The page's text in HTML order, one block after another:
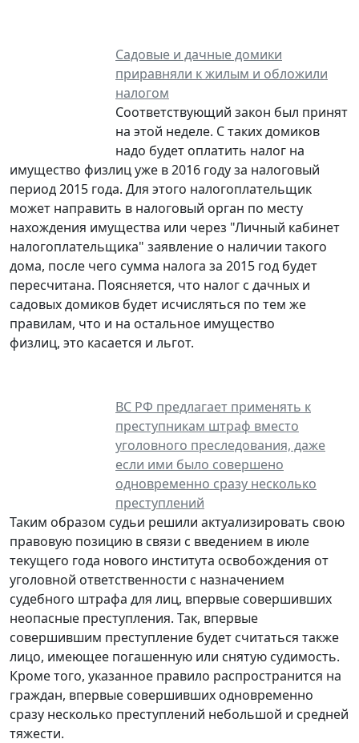
Садовые и дачные домики
приравняли к жилым и обложили
налогом
Соответствующий закон был принят
на этой неделе. С таких домиков
надо будет оплатить налог на
имущество физлиц уже в 2016 году за налоговый
период 2015 года. Для этого налогоплательщик
может направить в налоговый орган по месту
нахождения имущества или через "Личный кабинет
налогоплательщика" заявление о наличии такого
дома, после чего сумма налога за 2015 год будет
пересчитана. Поясняется, что налог с дачных и
садовых домиков будет исчисляться по тем же
правилам, что и на остальное имущество
физлиц, это касается и льгот.
ВС РФ предлагает применять к
преступникам штраф вместо
уголовного преследования, даже
если ими было совершено
одновременно сразу несколько
преступлений
Таким образом судьи решили актуализировать свою
правовую позицию в связи с введением в июле
текущего года нового института освобождения от
уголовной ответственности с назначением
судебного штрафа для лиц, впервые совершивших
неопасные преступления. Так, впервые
совершившим преступление будет считаться также
лицо, имеющее погашенную или снятую судимость.
Кроме того, указанное правило распространится на
граждан, впервые совершивших одновременно
сразу несколько преступлений небольшой и средней
тяжести.